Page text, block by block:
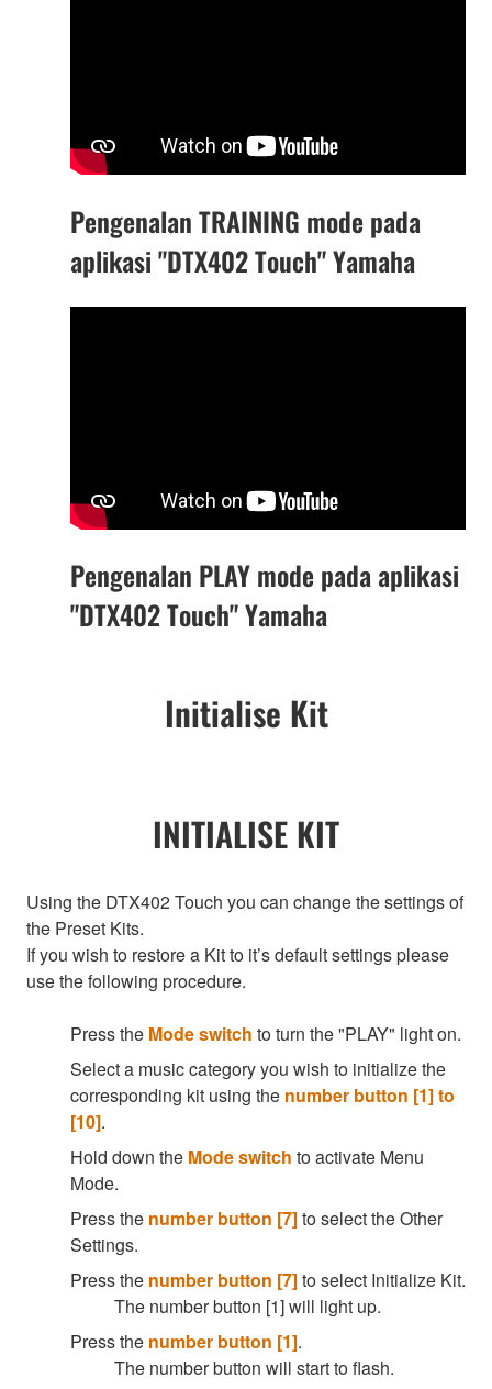
Pengenalan TRAINING mode pada
aplikasi "DTX402 Touch" Yamaha
Pengenalan PLAY mode pada aplikasi
"DTX402 Touch" Yamaha
Initialise Kit
INITIALISE KIT
Using the DTX402 Touch you can change the settings of
the Preset Kits.
If you wish to restore a Kit to it’s default settings please
use the following procedure.
Press the Mode switch to turn the "PLAY" light on.
Select a music category you wish to initialize the
corresponding kit using the number button [1] to
[10].
Hold down the Mode switch to activate Menu
Mode.
Press the number button [7]to select the Other
Settings.
Press the number button [7]to select Initialize Kit.
The number button [1] will light up.
Press the number button [1].
The number button will start to flash.